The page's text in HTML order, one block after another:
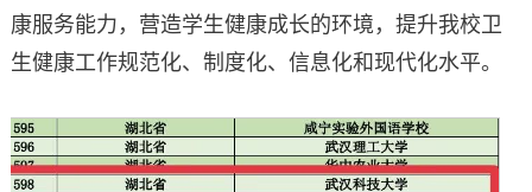
康服务能力，营造学生健康成长的环境，提升我校卫
生健康工作规范化、制度化、信息化和现代化水平。